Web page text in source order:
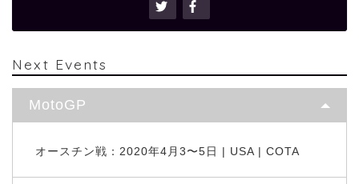
Next Events
MotoGP
オースチン戦：2020年4月3〜5日 | USA | COTA